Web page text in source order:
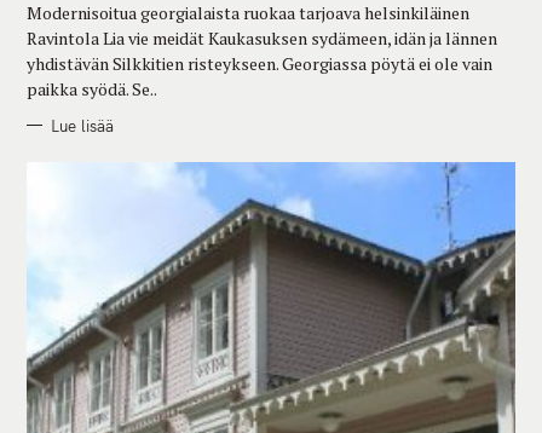
I
S
Modernisoitua georgialaista ruokaa tarjoava helsinkiläinen
Ravintola Lia vie meidät Kaukasuksen sydämeen, idän ja lännen
yhdistävän Silkkitien risteykseen. Georgiassa pöytä ei ole vain
paikka syödä. Se..
Lue lisää